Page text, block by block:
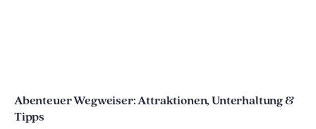
Abenteuer Wegweiser: Attraktionen, Unterhaltung &
Tipps